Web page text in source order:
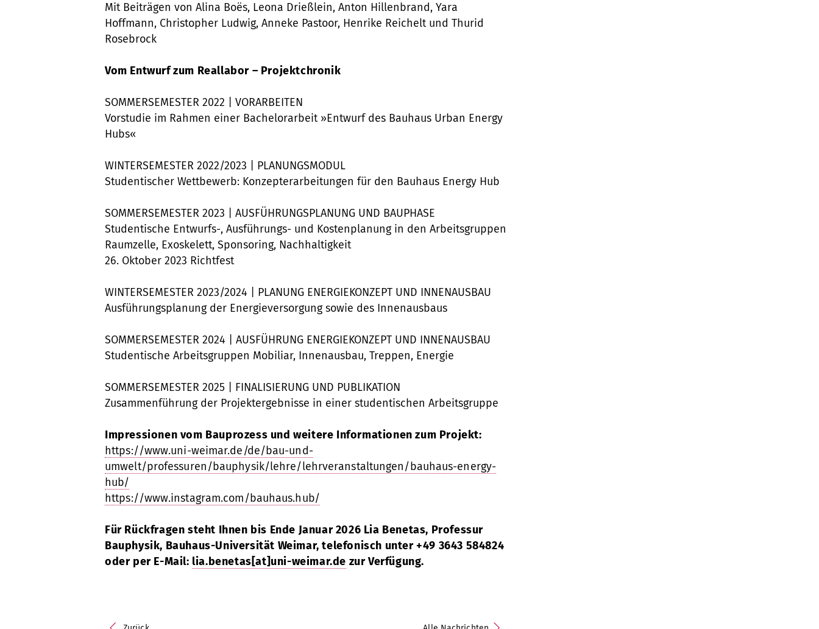
Mit Beiträgen von Alina Boës, Leona Drießlein, Anton Hillenbrand, Yara
Hoffmann, Christopher Ludwig, Anneke Pastoor, Henrike Reichelt und Thurid
Rosebrock
Vom Entwurf zum Reallabor – Projektchronik
SOMMERSEMESTER 2022 | VORARBEITEN
Vorstudie im Rahmen einer Bachelorarbeit »Entwurf des Bauhaus Urban Energy
Hubs«
WINTERSEMESTER 2022/2023 | PLANUNGSMODUL
Studentischer Wettbewerb: Konzepterarbeitungen für den Bauhaus Energy Hub
SOMMERSEMESTER 2023 | AUSFÜHRUNGSPLANUNG UND BAUPHASE
Studentische Entwurfs-, Ausführungs- und Kostenplanung in den Arbeitsgruppen
Raumzelle, Exoskelett, Sponsoring, Nachhaltigkeit
26. Oktober 2023 Richtfest
WINTERSEMESTER 2023/2024 | PLANUNG ENERGIEKONZEPT UND INNENAUSBAU
Ausführungsplanung der Energieversorgung sowie des Innenausbaus
SOMMERSEMESTER 2024 | AUSFÜHRUNG ENERGIEKONZEPT UND INNENAUSBAU
Studentische Arbeitsgruppen Mobiliar, Innenausbau, Treppen, Energie
SOMMERSEMESTER 2025 | FINALISIERUNG UND PUBLIKATION
Zusammenführung der Projektergebnisse in einer studentischen Arbeitsgruppe
Impressionen vom Bauprozess und weitere Informationen zum Projekt:
https://www.uni-weimar.de/de/bau-und-
umwelt/professuren/bauphysik/lehre/lehrveranstaltungen/bauhaus-energy-
hub/
https://www.instagram.com/bauhaus.hub/
Für Rückfragen steht Ihnen bis Ende Januar 2026 Lia Benetas, Professur
Bauphysik, Bauhaus-Universität Weimar, telefonisch unter +49 3643 584824
oder per E-Mail: lia.benetas[at]uni-weimar.de zur Verfügung.